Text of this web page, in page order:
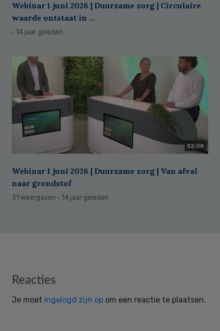
Webinar 1 juni 2026 | Duurzame zorg | Circulaire
waarde ontstaat in ...
· 14 jaar geleden
32:08
Webinar 1 juni 2026 | Duurzame zorg | Van afval
naar grondstof
31 weergaven · 14 jaar geleden
Reader
Reacties
Je moet ingelogd zijn op om een reactie te plaatsen.